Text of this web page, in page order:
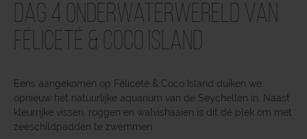
Dag 4 Onderwaterwereld van
Féliceté & Coco Island
Eens aangekomen op Féliceté & Coco Island duiken we
opnieuw het natuurlijke aquarium van de Seychellen in. Naast
kleurrijke vissen, roggen en walvishaaien is dit dé plek om met
zeeschildpadden te zwemmen.